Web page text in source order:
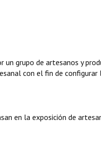
un grupo de artesanos y
con el fin de
en la exposición de